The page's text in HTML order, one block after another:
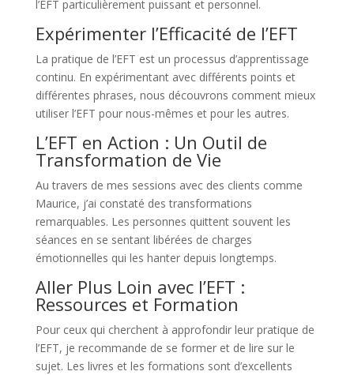
l’EFT particulièrement puissant et personnel.
Expérimenter l’Efficacité de l’EFT
La pratique de l’EFT est un processus d’apprentissage
continu. En expérimentant avec différents points et
différentes phrases, nous découvrons comment mieux
utiliser l’EFT pour nous-mêmes et pour les autres.
L’EFT en Action : Un Outil de
Transformation de Vie
Au travers de mes sessions avec des clients comme
Maurice, j’ai constaté des transformations
remarquables. Les personnes quittent souvent les
séances en se sentant libérées de charges
émotionnelles qui les hanter depuis longtemps.
Aller Plus Loin avec l’EFT :
Ressources et Formation
Pour ceux qui cherchent à approfondir leur pratique de
l’EFT, je recommande de se former et de lire sur le
sujet. Les livres et les formations sont d’excellents